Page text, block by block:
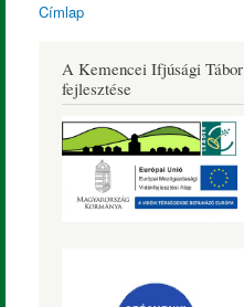
Kemence
Község
Honlapja
Címlap
A Kemencei Ifjúsági Tábor
fejlesztése